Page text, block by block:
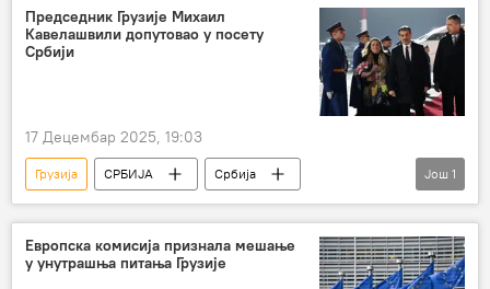
билатерална сарадња
трговинско-економска сарадња
Председник Грузије Михаил
Кавелашвили допутовао у посету
Србији
17 Децембар 2025, 19:03
Грузија СРБИЈА
Србија
Србија – политика
Још 1
Европска комисија признала мешање
у унутрашња питања Грузије